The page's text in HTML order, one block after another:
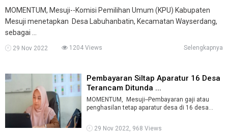
MOMENTUM, Mesuji--Komisi Pemilihan Umum (KPU) Kabupaten
Mesuji menetapkan Desa Labuhanbatin, Kecamatan Wayserdang,
sebagai ...
29 Nov 2022 1204 Views Selengkapnya
Pembayaran Siltap Aparatur 16 Desa
Terancam Ditunda ...
MOMENTUM, Mesuji--Pembayaran gaji atau
penghasilan tetap aparatur desa di 16 desa
29 Nov 2022, 968 Views